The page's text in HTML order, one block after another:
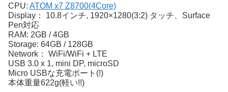
CPU: ATOM x7 Z8700(4Core)
Display： 10.8インチ, 1920×1280(3:2) タッチ、Surface
Pen対応
RAM: 2GB / 4GB
Storage: 64GB / 128GB
Network： WiFi/WiFi + LTE
USB 3.0 x 1, mini DP, microSD
Micro USBな充電ポート(!)
本体重量622g(軽い!!)